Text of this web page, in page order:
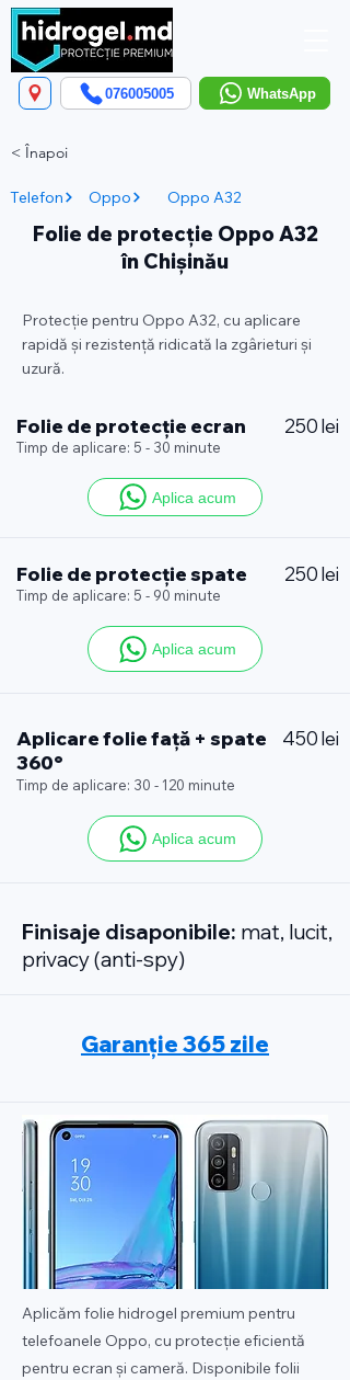
WhatsApp
076005005
< Înapoi
Telefon Oppo Oppo A32
Folie de protecție Oppo A32
în Chișinău
Protecție pentru Oppo A32, cu aplicare
rapidă și rezistență ridicată la zgârieturi și
uzură.
Folie de protecție ecran 250 lei
Timp de aplicare: 5 - 30 minute
Aplica acum
Folie de protecție spate 250 lei
Timp de aplicare: 5 - 90 minute
Aplica acum
Aplicare folie față + spate
360°
450 lei
Timp de aplicare: 30 - 120 minute
Aplica acum
Finisaje disaponibile: mat, lucit,
privacy (anti-spy)
Garanție 365 zile
Aplicăm folie hidrogel premium pentru
telefoanele Oppo, cu protecție eficientă
pentru ecran și cameră. Disponibile folii